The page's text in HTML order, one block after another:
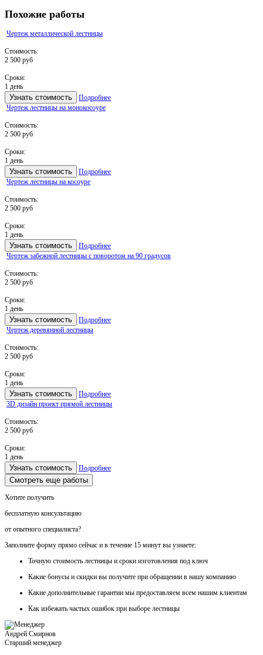
Похожие работы
Чертеж металлической лестницы
Стоимость:
2 500 руб
Сроки:
1 день
Узнать стоимость
Подробнее
Чертеж лестницы на монокосоуре
Стоимость:
2 500 руб
Сроки:
1 день
Узнать стоимость
Подробнее
Чертеж лестницы на косоуре
Стоимость:
2 500 руб
Сроки:
1 день
Узнать стоимость
Подробнее
Чертеж забежной лестницы с поворотом на 90 градусов
Стоимость:
2 500 руб
Сроки:
1 день
Узнать стоимость
Подробнее
Чертеж деревянной лестницы
Стоимость:
2 500 руб
Сроки:
1 день
Узнать стоимость
Подробнее
3D дизайн проект прямой лестницы
Стоимость:
2 500 руб
Сроки:
1 день
Узнать стоимость Подробнее
Смотреть еще работы
Хотите получить
бесплатную консультацию
от опытного специалиста?
Заполните форму прямо сейчас и в течение 15 минут вы узнаете:
Точную стоимость лестницы и сроки изготовления под ключ
Какие бонусы и скидки вы получите при обращении в нашу компанию
Какие дополнительные гарантии мы предоставляем всем нашим клиентам
Как избежать частых ошибок при выборе лестницы
Андрей Смирнов
Старший менеджер